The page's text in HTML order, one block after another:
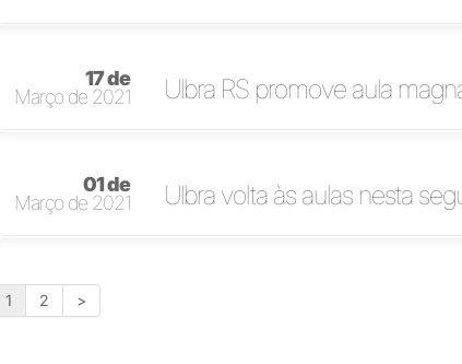
17 de
Março de 2021
Ulbra RS promove aula
01 de
Março de 2021
Ulbra volta às aulas nesta
1 2 >